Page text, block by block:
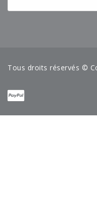
Tous droits réservés ©